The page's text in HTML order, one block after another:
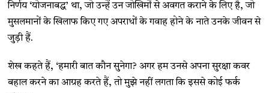
निर्णय ​‘योजनाबद्ध​’ था, जो उन्हें उन जोखिमों से अवगत कराने के लिए है, जो
मुसलमानों के खिलाफ किए गए अपराधों के गवाह होने के नाते उनके जीवन से
जुड़ी हैं.
शेख कहते हैं, ​‘हमारी बात कौन सुनेगा? अगर हम उनसे अपना सुरक्षा कवर
बहाल करने का आग्रह करते हैं, तो मुझे नहीं लगता कि इससे कोई फर्क